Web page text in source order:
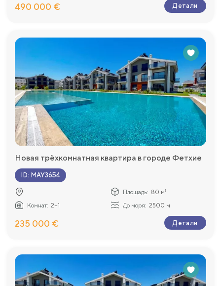
490 000 € Детали
Новая трёхкомнатная квартира в городе Фетхие
ID: MAY3654
Площадь: 80 м²
Комнат: 2+1 До моря: 2500 м
235 000 € Детали